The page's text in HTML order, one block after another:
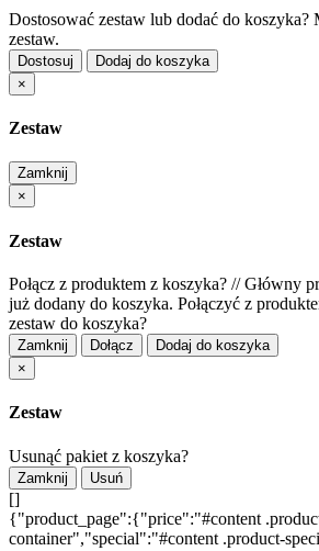
Dostosować zestaw lub dodać do koszyka?
zestaw.
Dostosuj
Dodaj do koszyka
×
Zestaw
Zamknij
×
Zestaw
Połącz z produktem z koszyka? //Główny
już dodany do koszyka. Połączyć z
zestaw do koszyka?
Zamknij Dołącz
Dodaj do koszyka
×
Zestaw
Usunąć pakiet z koszyka?
Zamknij Usuń
[]
{"product_page":{"price":"#content
container","special":"#content .product-